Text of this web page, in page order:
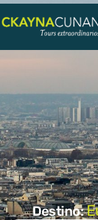
Destino: